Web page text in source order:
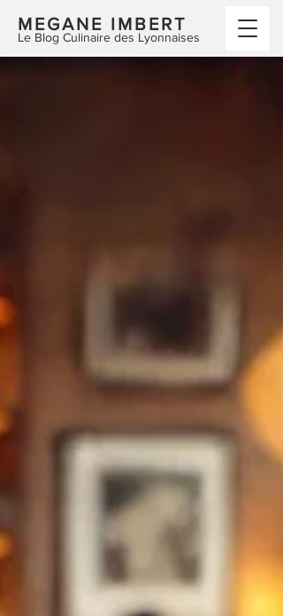
MEGANE IMBERT
Le Blog Culinaire des Lyonnaises